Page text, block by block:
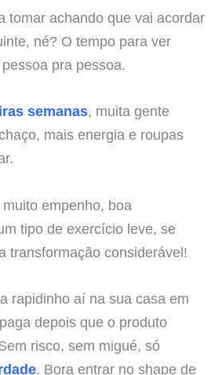
tomar achando que vai acordar
né? O tempo para ver
pra pessoa.
semanas, muita gente
mais energia e roupas
empenho, boa
tipo de exercício leve, se
transformação considerável!
rapidinho aí na sua casa em
depois que o produto
risco, sem migué, só
. Bora entrar no shape de